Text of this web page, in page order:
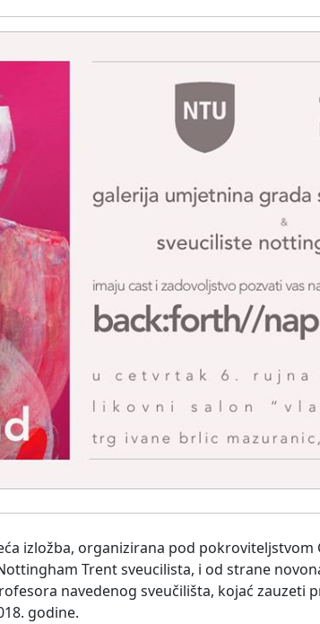
izložba, organizirana pod
Trent sveucilista, i od strane
navedenog sveučilišta, kojać zauzeti
godine.